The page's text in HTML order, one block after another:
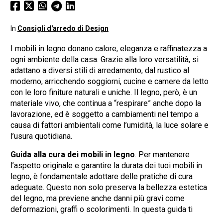
In Consigli d'arredo di Design
I mobili in legno donano calore, eleganza e raffinatezza a
ogni ambiente della casa. Grazie alla loro versatilità, si
adattano a diversi stili di arredamento, dal rustico al
moderno, arricchendo soggiorni, cucine e camere da letto
con le loro finiture naturali e uniche. Il legno, però, è un
materiale vivo, che continua a “respirare” anche dopo la
lavorazione, ed è soggetto a cambiamenti nel tempo a
causa di fattori ambientali come l’umidità, la luce solare e
l’usura quotidiana.
Guida alla cura dei mobili in legno. Per mantenere
l’aspetto originale e garantire la durata dei tuoi mobili in
legno, è fondamentale adottare delle pratiche di cura
adeguate. Questo non solo preserva la bellezza estetica
del legno, ma previene anche danni più gravi come
deformazioni, graffi o scolorimenti. In questa guida ti